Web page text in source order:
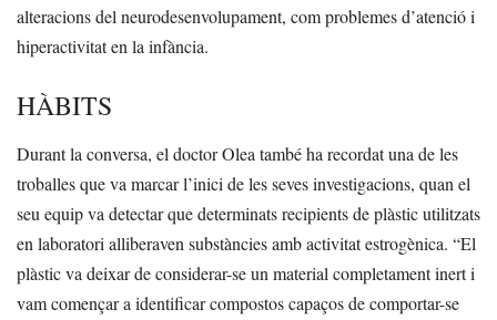
alteracions del neurodesenvolupament, com problemes d’atenció i
hiperactivitat en la infància.
HÀBITS
Durant la conversa, el doctor Olea també ha recordat una de les
troballes que va marcar l’inici de les seves investigacions, quan el
seu equip va detectar que determinats recipients de plàstic utilitzats
en laboratori alliberaven substàncies amb activitat estrogènica. “El
plàstic va deixar de considerar-se un material completament inert i
vam començar a identificar compostos capaços de comportar-se